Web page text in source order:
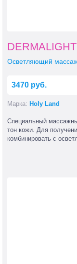
Осветляющий
3470 руб.
Марка: Holy Land
Специальный
тон кожи. Для
комбинировать с